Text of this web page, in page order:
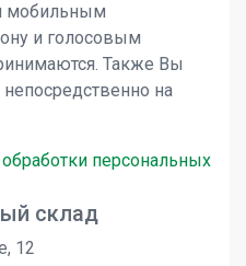
мобильным
и голосовым
Также Вы
на
персональных
склад
12